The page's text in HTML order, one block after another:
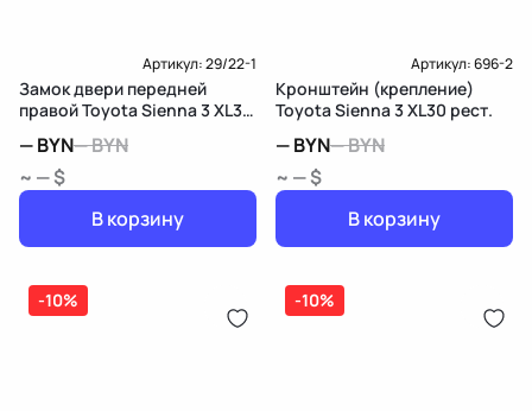
Артикул:29/22-1
Замок двери передней
правой Toyota Sienna 3 XL30
—BYN—BYN
~ — $
В корзину
Артикул:696-2
Кронштейн (крепление)
Toyota Sienna 3 XL30 рест.
—BYN—BYN
~ — $
В корзину
-10% -10%